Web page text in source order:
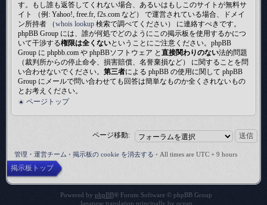
す。もし誰も返答してくれない場合、あるいはもしこのサイトが無料サ
イト （例: Yahoo!, free.fr, f2s.com など） で運営されている場合、ドメイ
ン所持者 （whois lookup 検索で調べてください） に連絡すべきです。
phpBB Group には、誰が何処でどのようにこの掲示板を使用するかにつ
いて干渉する権限は全くないということにご注意ください。phpBB
Group に phpbb.com や phpBBソフトウェア と直接関わりのない法的問題
（裁判所からの停止命令、損害賠償、名誉棄損など） に関することを問
い合わせないでください。 第三者による phpBB の使用に関して phpBB
Group にメールで問い合わせても回答は簡単なものか全くされないもの
とお考えください。
ページトップ
ページ移動:
管理・運営チーム • 掲示板の cookie を消去する • All times are UTC + 9 hours
掲示板トップ
Powered by phpBB® Forum Software © phpBB Group
Japanese translation principally by ocean